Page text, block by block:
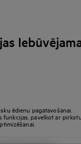
ēdienu pagatavošanai.
funkcijas, pavelkot ar pirkstu.